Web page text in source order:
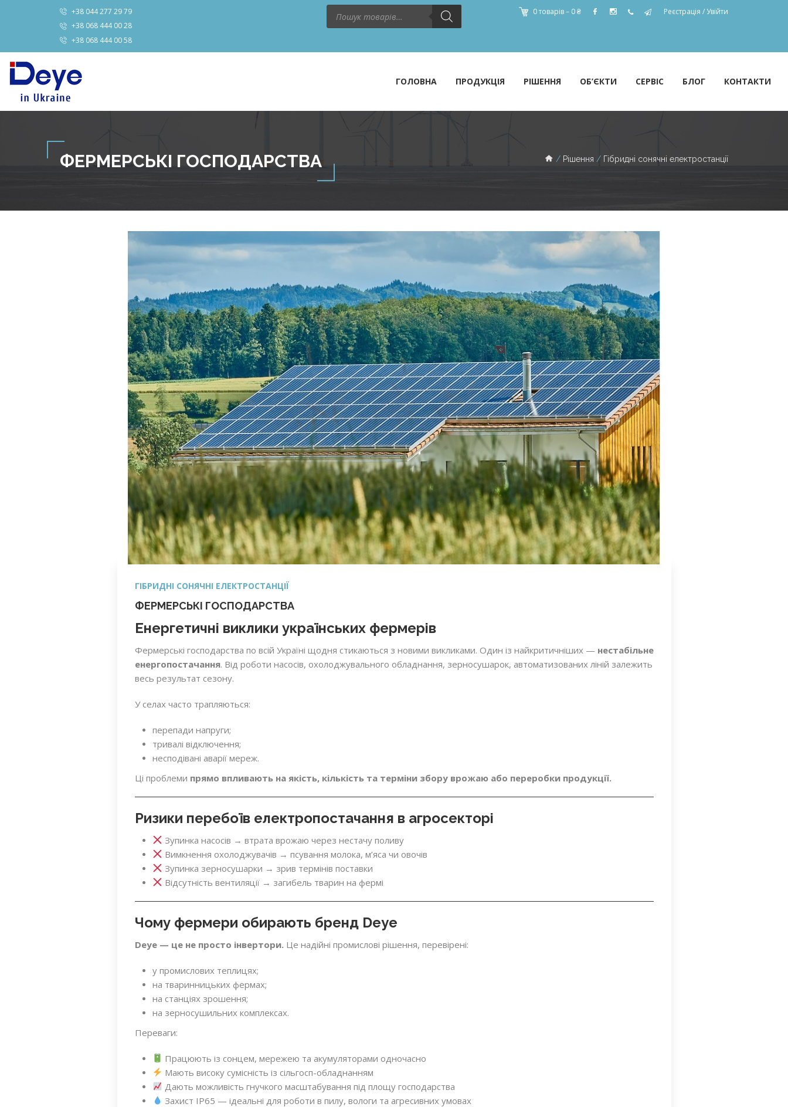
+38 044 277 29 79
+38 068 444 00 28
+38 068 444 00 58
Пошук
товарів 0 товарів – 0₴ Реєстрація /Увійти
ГОЛОВНА ПРОДУКЦІЯ РІШЕННЯ ОБ’ЄКТИ СЕРВІС БЛОГ КОНТАКТИ
ФЕРМЕРСЬКІ ГОСПОДАРСТВА Рішення Гібридні сонячні електростанції
ГІБРИДНІ СОНЯЧНІ ЕЛЕКТРОСТАНЦІЇ
ФЕРМЕРСЬКІ ГОСПОДАРСТВА
Енергетичні виклики українських фермерів
Фермерські господарства по всій Україні щодня стикаються з новими викликами. Один із найкритичніших — нестабільне
енергопостачання. Від роботи насосів, охолоджувального обладнання, зерносушарок, автоматизованих ліній залежить
весь результат сезону.
У селах часто трапляються:
перепади напруги;
тривалі відключення;
несподівані аварії мереж.
Ці проблеми прямо впливають на якість, кількість та терміни збору врожаю або переробки продукції.
Ризики перебоїв електропостачання в агросекторі
Зупинка насосів → втрата врожаю через нестачу поливу
Вимкнення охолоджувачів → псування молока, м’яса чи овочів
Зупинка зерносушарки → зрив термінів поставки
Відсутність вентиляції → загибель тварин на фермі
Чому фермери обирають бренд Deye
Deye — це не просто інвертори. Це надійні промислові рішення, перевірені:
у промислових теплицях;
на тваринницьких фермах;
на станціях зрошення;
на зерносушильних комплексах.
Переваги:
Працюють із сонцем, мережею та акумуляторами одночасно
Мають високу сумісність із сільгосп-обладнанням
Дають можливість гнучкого масштабування під площу господарства
Захист IP65 — ідеальні для роботи в пилу, вологи та агресивних умовах